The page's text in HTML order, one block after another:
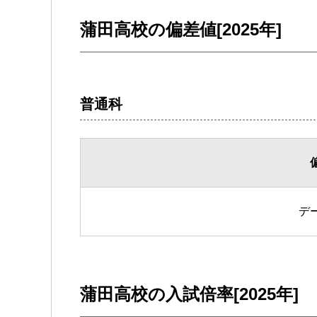
蒲田高校の偏差値[2025年]
普通科
デ
蒲田高校の入試倍率[2025年]